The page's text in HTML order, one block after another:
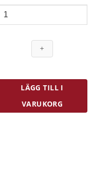
Funktion
Jäskorg
LÄGG TILL I
VARUKORG